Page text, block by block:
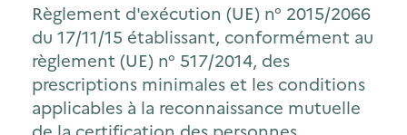
Règlement d'exécution (UE) n° 2015/2066
du 17/11/15 établissant, conformément au
règlement (UE) n° 517/2014, des
prescriptions minimales et les conditions
applicables à la reconnaissance mutuelle